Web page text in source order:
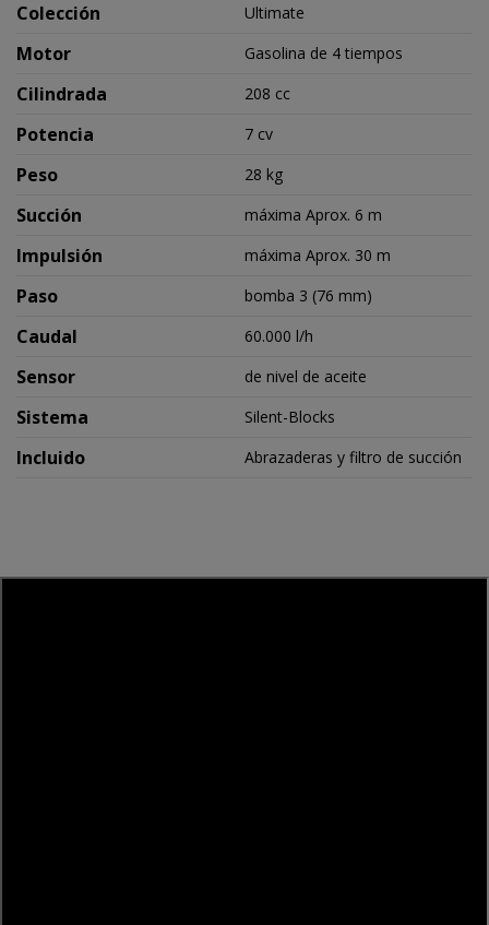
Colección Ultimate
Motor Gasolina de 4 tiempos
Cilindrada 208 cc
Potencia 7 cv
Peso 28 kg
Succión máxima Aprox. 6 m
Impulsión máxima Aprox. 30 m
Paso bomba 3 (76 mm)
Caudal 60.000 l/h
Sensor de nivel de aceite
Sistema Silent-Blocks
Incluido Abrazaderas y filtro de succión